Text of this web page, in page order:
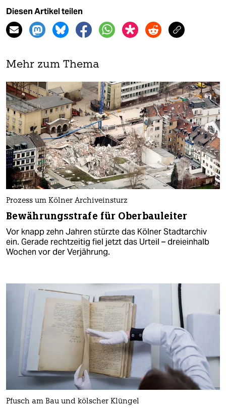
Diesen Artikel teilen
Mehr zum Thema
Prozess um Kölner Archiveinsturz
Bewährungsstrafe für Oberbauleiter
Vor knapp zehn Jahren stürzte das Kölner Stadtarchiv
ein. Gerade rechtzeitig fiel jetzt das Urteil – dreieinhalb
Wochen vor der Verjährung.
Pfusch am Bau und kölscher Klüngel